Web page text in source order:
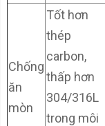
Chống
ăn
mòn
Tốt hơn
thép
carbon,
thấp hơn
304/316L
trong môi